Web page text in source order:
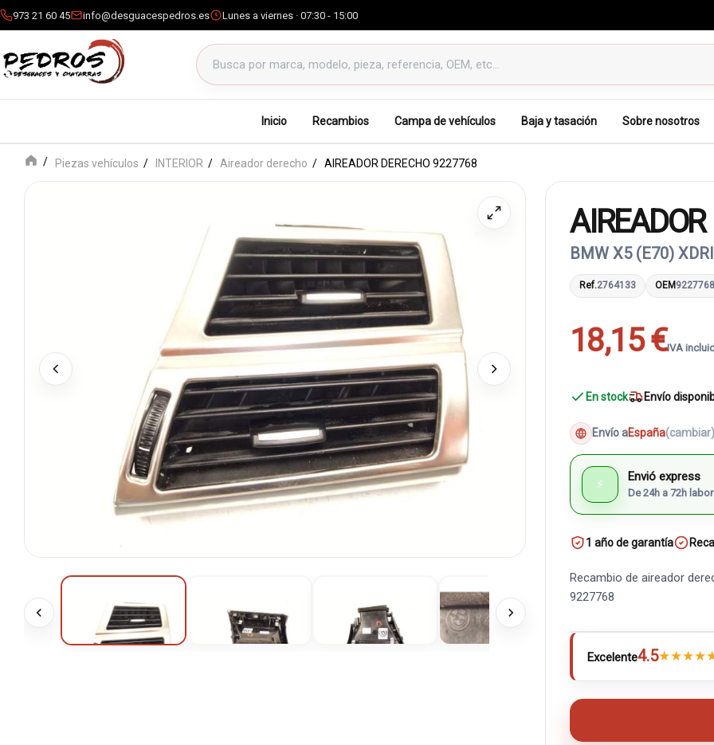
973 21 60 45 info@desguacespedros.es Lunes a viernes · 07:30 - 15:00
Buscar productos
Inicio Recambios Campa de vehículos Baja y tasación Sobre nosotros
Piezas vehículos INTERIOR Aireador derecho AIREADOR DERECHO 9227768
BMW X5 (E70)
Ref.2764133 OEM 9227768
18,15 €IVA
En stock Envío
Envío aEspaña(cambiar)
⚡ Envió express
De 24h a 72h
1 año de garantía
Recambio de aireador
9227768
Excelente4.5★★★★